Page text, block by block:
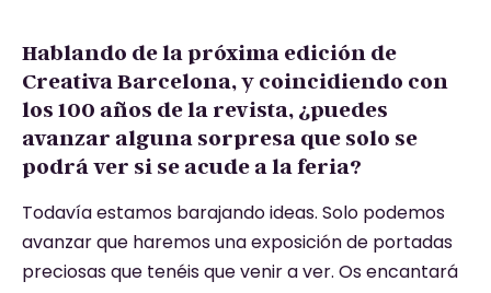
Hablando de la próxima edición de
Creativa Barcelona, y coincidiendo con
los 100 años de la revista, ¿puedes
avanzar alguna sorpresa que solo se
podrá ver si se acude a la feria?
Todavía estamos barajando ideas. Solo podemos
avanzar que haremos una exposición de portadas
preciosas que tenéis que venir a ver. Os encantará